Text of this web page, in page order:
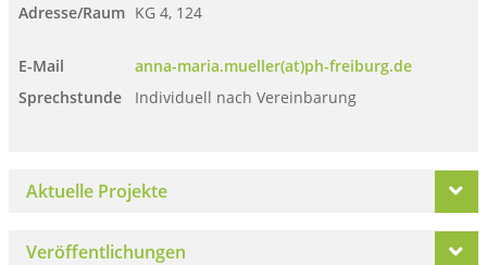
Adresse/Raum KG 4, 124
E-Mail
anna-maria.mueller(at)ph-freiburg.de
Sprechstunde
Individuell nach Vereinbarung
Aktuelle Projekte
Veröffentlichungen